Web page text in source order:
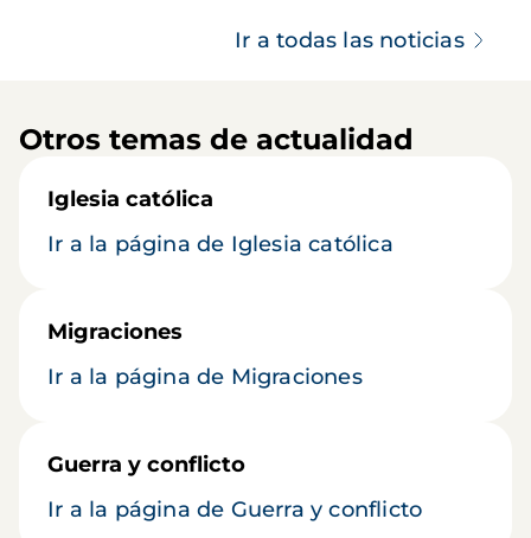
Ir a todas las noticias
Otros temas de actualidad
Iglesia católica
Ir a la página de Iglesia católica
Migraciones
Ir a la página de Migraciones
Guerra y conflicto
Ir a la página de Guerra y conflicto